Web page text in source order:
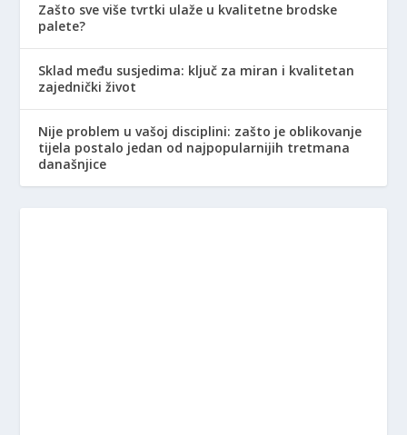
Zašto sve više tvrtki ulaže u kvalitetne brodske
palete?
Sklad među susjedima: ključ za miran i kvalitetan
zajednički život
Nije problem u vašoj disciplini: zašto je oblikovanje
tijela postalo jedan od najpopularnijih tretmana
današnjice